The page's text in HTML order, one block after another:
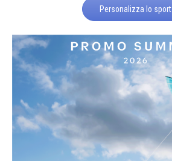
Personalizza lo sport